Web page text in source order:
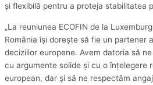
şi flexibilă pentru a proteja stabilitatea
„La reuniunea ECOFIN de la
România îşi doreşte să fie un partener
deciziilor europene. Avem datoria să
cu argumente solide şi cu o înţelegere
european, dar şi să ne respectăm